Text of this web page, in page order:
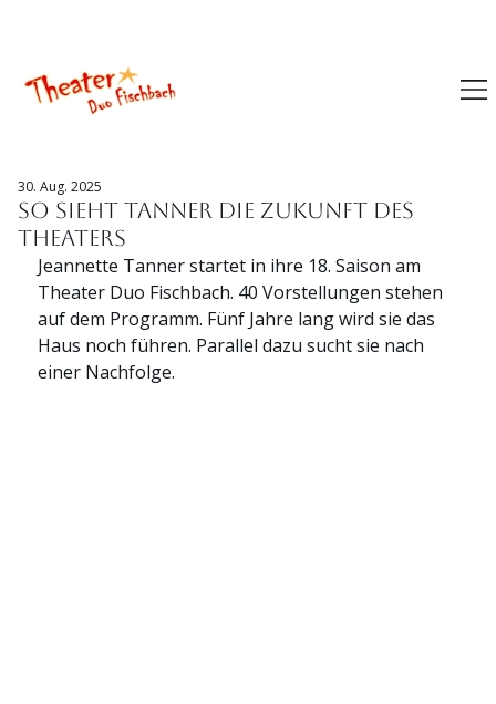
So sieht Tanner die Zukunft des
Theaters
30. Aug. 2025
Jeannette Tanner startet in ihre 18. Saison am
Theater Duo Fischbach. 40 Vorstellungen stehen
auf dem Programm. Fünf Jahre lang wird sie das
Haus noch führen. Parallel dazu sucht sie nach
einer Nachfolge.